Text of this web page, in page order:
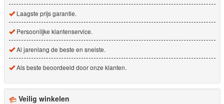
Laagste prijs garantie.
Persoonlijke klantenservice.
Al jarenlang de beste en snelste.
Als beste beoordeeld door onze klanten.
Veilig winkelen